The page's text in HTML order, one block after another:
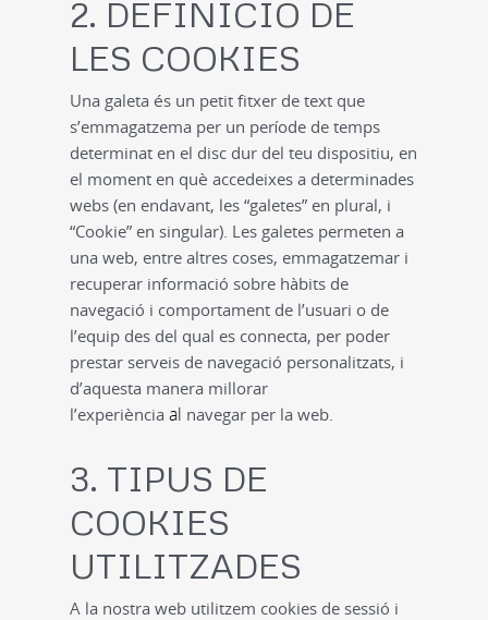
2. DEFINICIÓ DE
LES COOKIES
Una galeta és un petit fitxer de text que
s’emmagatzema per un període de temps
determinat en el disc dur del teu dispositiu, en
el moment en què accedeixes a determinades
webs (en endavant, les “galetes” en plural, i
“Cookie” en singular). Les galetes permeten a
una web, entre altres coses, emmagatzemar i
recuperar informació sobre hàbits de
navegació i comportament de l’usuari o de
l’equip des del qual es connecta, per poder
prestar serveis de navegació personalitzats, i
d’aquesta manera millorar
l’experiència al navegar per la web.
3. TIPUS DE
COOKIES
UTILITZADES
A la nostra web utilitzem cookies de sessió i